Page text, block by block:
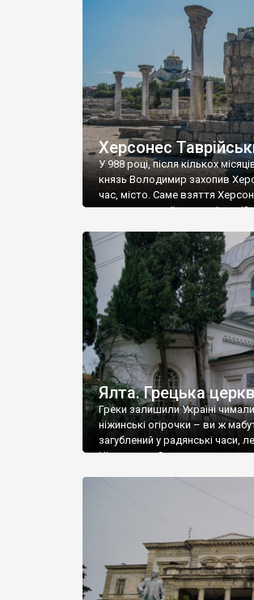
візантійської доби. Раритети
культурної спадщини ЮНЕСКО
Офіційно – на виставку
влада в Україні вважають це
Херсонес
У 988 році, після кількох
князь Володимир захопив
час, місто. Саме взяття
диктувати свої умови
Херсонесі Володимир-язичник,
християнином. А потім було
Херсонесу Таврійського
Ялта. Грецька
Греки залишили Україні
ніжинські огірочки – ви ж
загублений у радянські часи,
Ніжин греки?